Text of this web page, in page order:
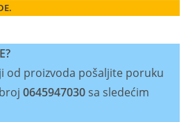
od proizvoda pošaljite poruku
0645947030sa sledećim